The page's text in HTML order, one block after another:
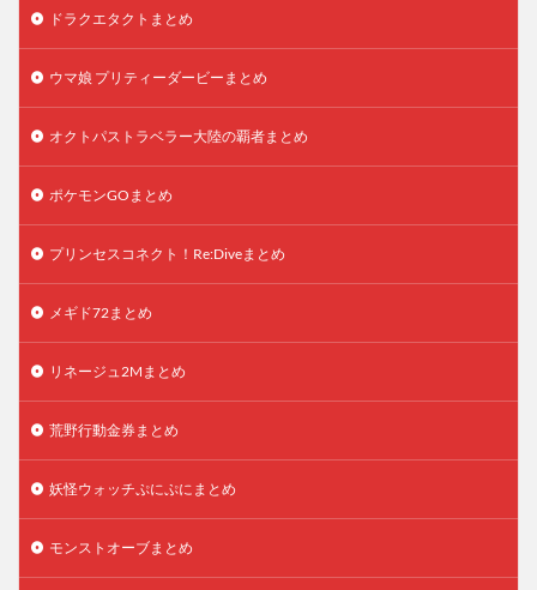
ドラクエタクトまとめ
ウマ娘 プリティーダービーまとめ
オクトパストラベラー大陸の覇者まとめ
ポケモンGOまとめ
プリンセスコネクト！Re:Diveまとめ
メギド72まとめ
リネージュ2Mまとめ
荒野行動金券まとめ
妖怪ウォッチぷにぷにまとめ
モンストオーブまとめ